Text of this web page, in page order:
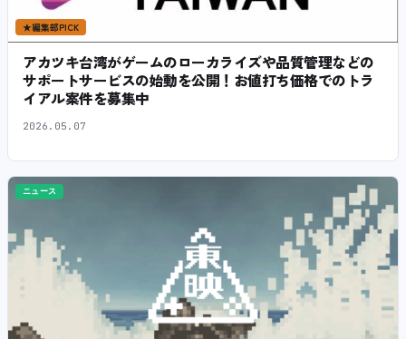
★編集部PICK
アカツキ台湾がゲームのローカライズや品質管理などの
サポートサービスの始動を公開！お値打ち価格でのトラ
イアル案件を募集中
2026.05.07
ニュース